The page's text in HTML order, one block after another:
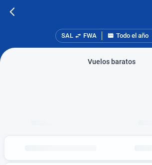
SAL FWA Todo el año
Vuelos baratos